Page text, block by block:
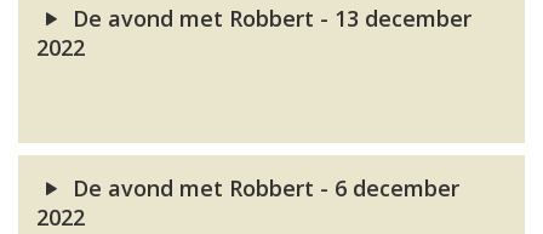
De avond met Robbert - 13 december
2022
De avond met Robbert - 6 december
2022